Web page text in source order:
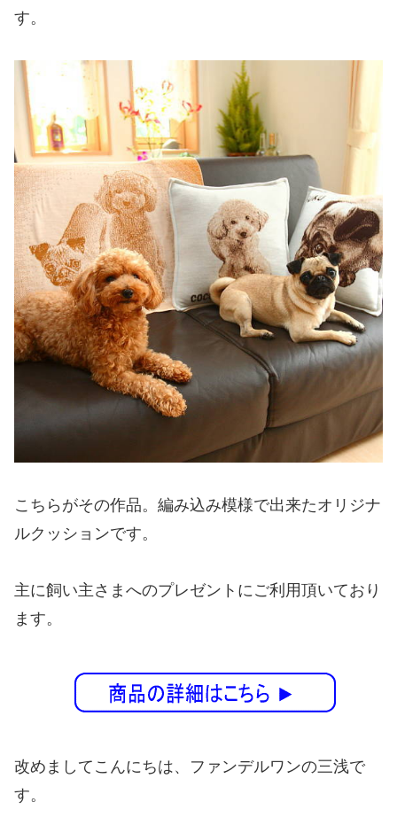
す。
こちらがその作品。編み込み模様で出来たオリジナ
ルクッションです。
主に飼い主さまへのプレゼントにご利用頂いており
ます。
改めましてこんにちは、ファンデルワンの三浅で
す。